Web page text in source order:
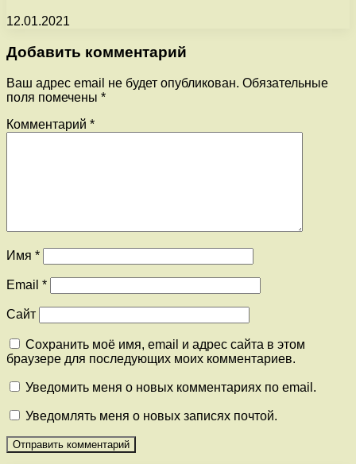
12.01.2021
Добавить комментарий
Ваш адрес email не будет опубликован. Обязательные
поля помечены *
Комментарий *
Имя *
Email *
Сайт
Сохранить моё имя, email и адрес сайта в этом
браузере для последующих моих комментариев.
Уведомить меня о новых комментариях по email.
Уведомлять меня о новых записях почтой.